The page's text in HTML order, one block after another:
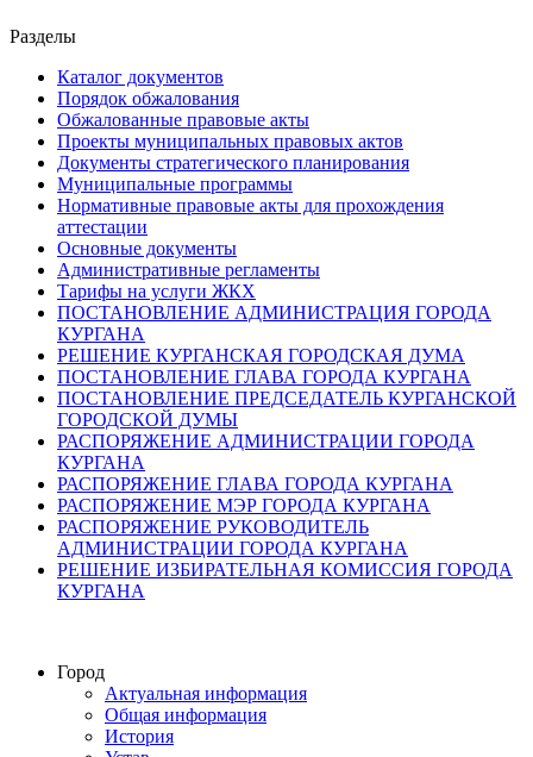
Разделы
Каталог документов
Порядок обжалования
Обжалованные правовые акты
Проекты муниципальных правовых актов
Документы стратегического планирования
Муниципальные программы
Нормативные правовые акты для прохождения
аттестации
Основные документы
Административные регламенты
Тарифы на услуги ЖКХ
ПОСТАНОВЛЕНИЕ АДМИНИСТРАЦИЯ ГОРОДА
КУРГАНА
РЕШЕНИЕ КУРГАНСКАЯ ГОРОДСКАЯ ДУМА
ПОСТАНОВЛЕНИЕ ГЛАВА ГОРОДА КУРГАНА
ПОСТАНОВЛЕНИЕ ПРЕДСЕДАТЕЛЬ КУРГАНСКОЙ
ГОРОДСКОЙ ДУМЫ
РАСПОРЯЖЕНИЕ АДМИНИСТРАЦИИ ГОРОДА
КУРГАНА
РАСПОРЯЖЕНИЕ ГЛАВА ГОРОДА КУРГАНА
РАСПОРЯЖЕНИЕ МЭР ГОРОДА КУРГАНА
РАСПОРЯЖЕНИЕ РУКОВОДИТЕЛЬ
АДМИНИСТРАЦИИ ГОРОДА КУРГАНА
РЕШЕНИЕ ИЗБИРАТЕЛЬНАЯ КОМИССИЯ ГОРОДА
КУРГАНА
Город
Актуальная информация
Общая информация
История